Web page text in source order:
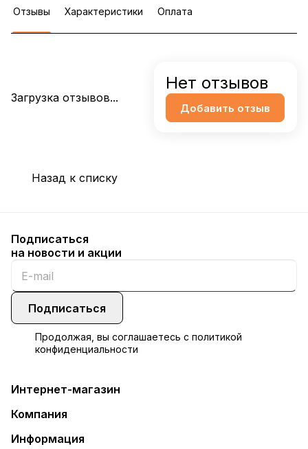
Отзывы Характеристики Оплата
Загрузка отзывов...
Нет отзывов
Добавить отзыв
Назад к списку
Подписаться
на новости и акции
Подписаться
Продолжая, вы соглашаетесь с политикой
конфиденциальности
Интернет-магазин
Компания
Информация